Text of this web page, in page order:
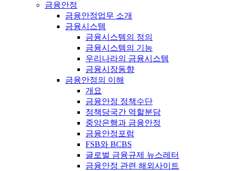
금융안정
금융안정업무 소개
금융시스템
금융시스템의 정의
금융시스템의 기능
우리나라의 금융시스템
금융시장동향
금융안정의 이해
개요
금융안정 정책수단
정책당국간 역할분담
중앙은행과 금융안정
금융안정포럼
FSB와 BCBS
글로벌 금융규제 뉴스레터
금융안정 관련 해외사이트